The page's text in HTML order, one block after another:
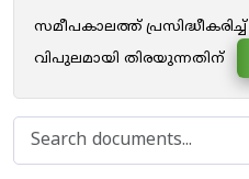
സമീപകാലത്ത് പ്രസിദ്ധീകരിച്ച്
വിപുലമായി തിരയുന്നതിന്